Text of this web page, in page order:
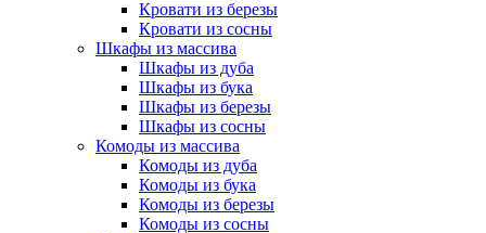
Кровати из березы
Кровати из сосны
Шкафы из массива
Шкафы из дуба
Шкафы из бука
Шкафы из березы
Шкафы из сосны
Комоды из массива
Комоды из дуба
Комоды из бука
Комоды из березы
Комоды из сосны